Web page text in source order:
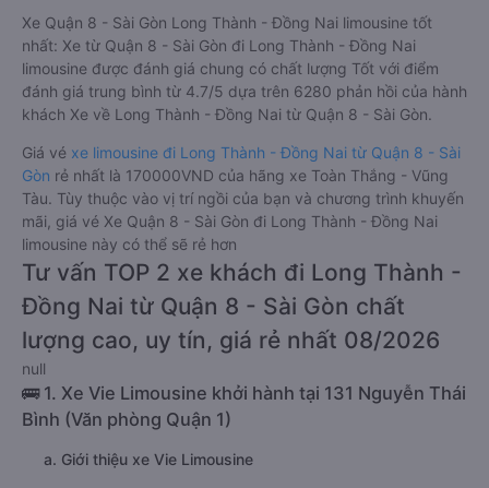
Xe Quận 8 - Sài Gòn Long Thành - Đồng Nai limousine tốt
nhất: Xe từ Quận 8 - Sài Gòn đi Long Thành - Đồng Nai
limousine được đánh giá chung có chất lượng Tốt với điểm
đánh giá trung bình từ 4.7/5 dựa trên 6280 phản hồi của hành
khách Xe về Long Thành - Đồng Nai từ Quận 8 - Sài Gòn.
Giá vé xe limousine đi Long Thành - Đồng Nai từ Quận 8 - Sài
Gòn rẻ nhất là 170000VND của hãng xe Toàn Thắng - Vũng
Tàu. Tùy thuộc vào vị trí ngồi của bạn và chương trình khuyến
mãi, giá vé Xe Quận 8 - Sài Gòn đi Long Thành - Đồng Nai
limousine này có thể sẽ rẻ hơn
Tư vấn TOP 2 xe khách đi Long Thành -
Đồng Nai từ Quận 8 - Sài Gòn chất
lượng cao, uy tín, giá rẻ nhất 08/2026
null
🚌 1. Xe Vie Limousine khởi hành tại 131 Nguyễn Thái
Bình (Văn phòng Quận 1)
a. Giới thiệu xe Vie Limousine